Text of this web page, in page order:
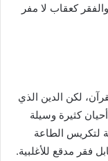
كعقاب لا مفر
لكن الدين الذي
كثيرة وسيلة
لتكريس الطاعة
فقر مدقع للأغلبية.